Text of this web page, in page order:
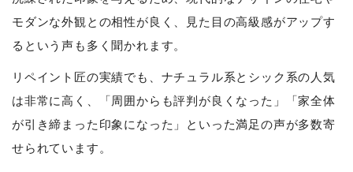
モダンな外観との相性が良く、見た目の高級感がアップす
るという声も多く聞かれます。
リペイント匠の実績でも、ナチュラル系とシック系の人気
は非常に高く、「周囲からも評判が良くなった」「家全体
が引き締まった印象になった」といった満足の声が多数寄
せられています。